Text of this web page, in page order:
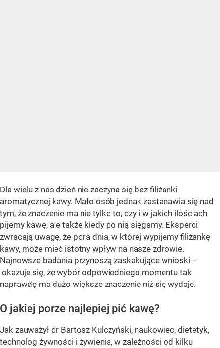
Dla wielu z nas dzień nie zaczyna się bez filiżanki
aromatycznej kawy. Mało osób jednak zastanawia się nad
tym, że znaczenie ma nie tylko to, czy i w jakich ilościach
pijemy kawę, ale także kiedy po nią sięgamy. Eksperci
zwracają uwagę, że pora dnia, w której wypijemy filiżankę
kawy, może mieć istotny wpływ na nasze zdrowie.
Najnowsze badania przynoszą zaskakujące wnioski –
okazuje się, że wybór odpowiedniego momentu tak
naprawdę ma dużo większe znaczenie niż się wydaje.
O jakiej porze najlepiej pić kawę?
Jak zauważył dr Bartosz Kulczyński, naukowiec, dietetyk,
technolog żywności i żywienia, w zależności od kilku